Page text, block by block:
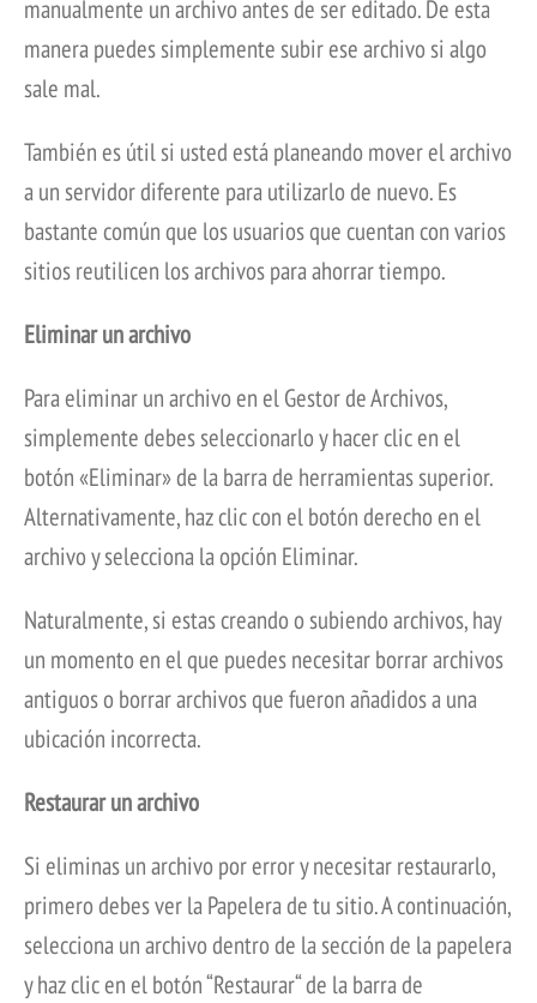
manualmente un archivo antes de ser editado. De esta
manera puedes simplemente subir ese archivo si algo
sale mal.
También es útil si usted está planeando mover el archivo
a un servidor diferente para utilizarlo de nuevo. Es
bastante común que los usuarios que cuentan con varios
sitios reutilicen los archivos para ahorrar tiempo.
Eliminar un archivo
Para eliminar un archivo en el Gestor de Archivos,
simplemente debes seleccionarlo y hacer clic en el
botón «Eliminar» de la barra de herramientas superior.
Alternativamente, haz clic con el botón derecho en el
archivo y selecciona la opción Eliminar.
Naturalmente, si estas creando o subiendo archivos, hay
un momento en el que puedes necesitar borrar archivos
antiguos o borrar archivos que fueron añadidos a una
ubicación incorrecta.
Restaurar un archivo
Si eliminas un archivo por error y necesitar restaurarlo,
primero debes ver la Papelera de tu sitio. A continuación,
selecciona un archivo dentro de la sección de la papelera
y haz clic en el botón “Restaurar“ de la barra de